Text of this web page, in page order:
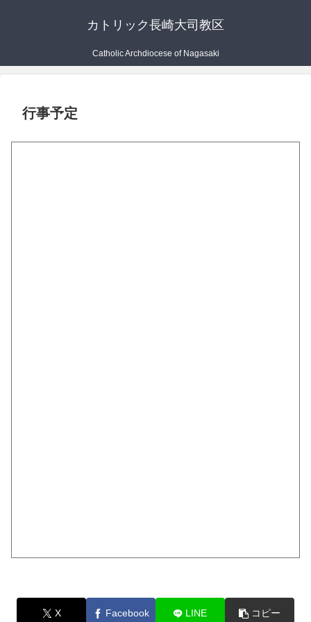
カトリック長崎大司教区
Catholic Archdiocese of Nagasaki
行事予定
X Facebook LINE コピー